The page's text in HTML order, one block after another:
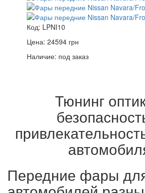
Код: LPNI10
Цена: 24594 грн
Наличие: под заказ
Тюнинг
Передние фары